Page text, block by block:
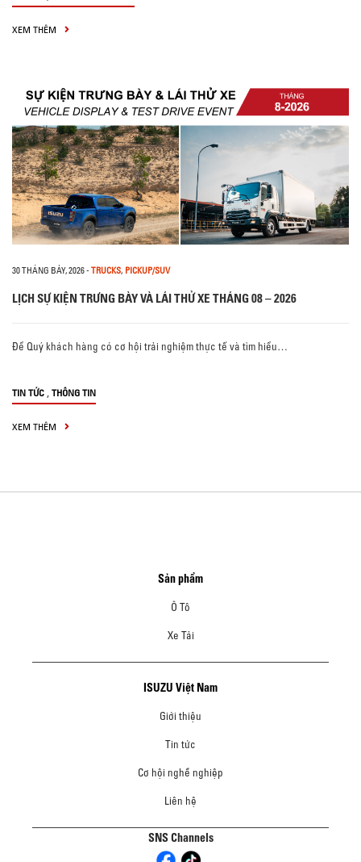
XEM THÊM
30 THÁNG BẢY, 2026- TRUCKS, PICKUP/SUV
LỊCH SỰ KIỆN TRƯNG BÀY VÀ LÁI THỬ XE THÁNG 08 – 2026
Để Quý khách hàng có cơ hội trải nghiệm thực tế và tìm hiểu…
TIN TỨC , THÔNG TIN
XEM THÊM
Sản phẩm
Ô Tô
Xe Tải
ISUZU Việt Nam
Giới thiệu
Tin tức
Cơ hội nghề nghiệp
Liên hệ
SNS Channels